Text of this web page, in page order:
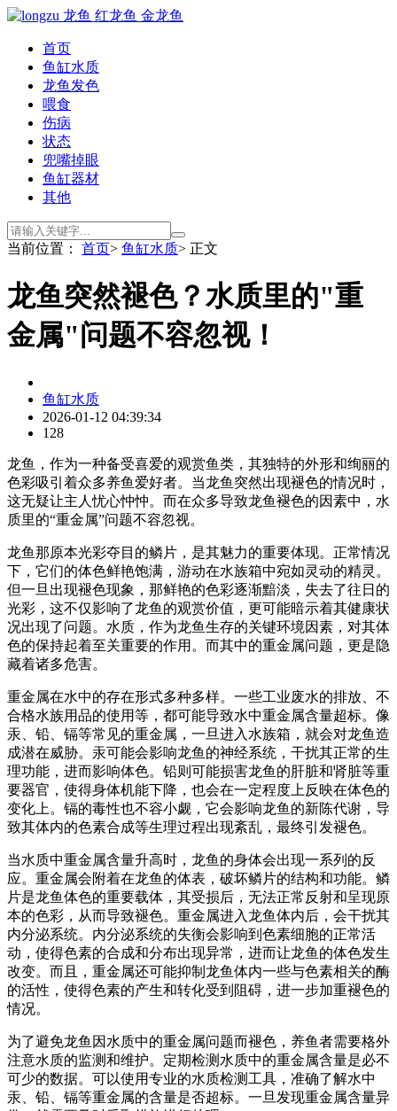
首页
鱼缸水质
龙鱼发色
喂食
伤病
状态
兜嘴掉眼
鱼缸器材
其他
当前位置： 首页> 鱼缸水质> 正文
龙鱼突然褪色？水质里的"重
金属"问题不容忽视！
鱼缸水质
2026-01-12 04:39:34
128
龙鱼，作为一种备受喜爱的观赏鱼类，其独特的外形和绚丽的
色彩吸引着众多养鱼爱好者。当龙鱼突然出现褪色的情况时，
这无疑让主人忧心忡忡。而在众多导致龙鱼褪色的因素中，水
质里的“重金属”问题不容忽视。
龙鱼那原本光彩夺目的鳞片，是其魅力的重要体现。正常情况
下，它们的体色鲜艳饱满，游动在水族箱中宛如灵动的精灵。
但一旦出现褪色现象，那鲜艳的色彩逐渐黯淡，失去了往日的
光彩，这不仅影响了龙鱼的观赏价值，更可能暗示着其健康状
况出现了问题。水质，作为龙鱼生存的关键环境因素，对其体
色的保持起着至关重要的作用。而其中的重金属问题，更是隐
藏着诸多危害。
重金属在水中的存在形式多种多样。一些工业废水的排放、不
合格水族用品的使用等，都可能导致水中重金属含量超标。像
汞、铅、镉等常见的重金属，一旦进入水族箱，就会对龙鱼造
成潜在威胁。汞可能会影响龙鱼的神经系统，干扰其正常的生
理功能，进而影响体色。铅则可能损害龙鱼的肝脏和肾脏等重
要器官，使得身体机能下降，也会在一定程度上反映在体色的
变化上。镉的毒性也不容小觑，它会影响龙鱼的新陈代谢，导
致其体内的色素合成等生理过程出现紊乱，最终引发褪色。
当水质中重金属含量升高时，龙鱼的身体会出现一系列的反
应。重金属会附着在龙鱼的体表，破坏鳞片的结构和功能。鳞
片是龙鱼体色的重要载体，其受损后，无法正常反射和呈现原
本的色彩，从而导致褪色。重金属进入龙鱼体内后，会干扰其
内分泌系统。内分泌系统的失衡会影响到色素细胞的正常活
动，使得色素的合成和分布出现异常，进而让龙鱼的体色发生
改变。而且，重金属还可能抑制龙鱼体内一些与色素相关的酶
的活性，使得色素的产生和转化受到阻碍，进一步加重褪色的
情况。
为了避免龙鱼因水质中的重金属问题而褪色，养鱼者需要格外
注意水质的监测和维护。定期检测水质中的重金属含量是必不
可少的数据。可以使用专业的水质检测工具，准确了解水中
汞、铅、镉等重金属的含量是否超标。一旦发现重金属含量异